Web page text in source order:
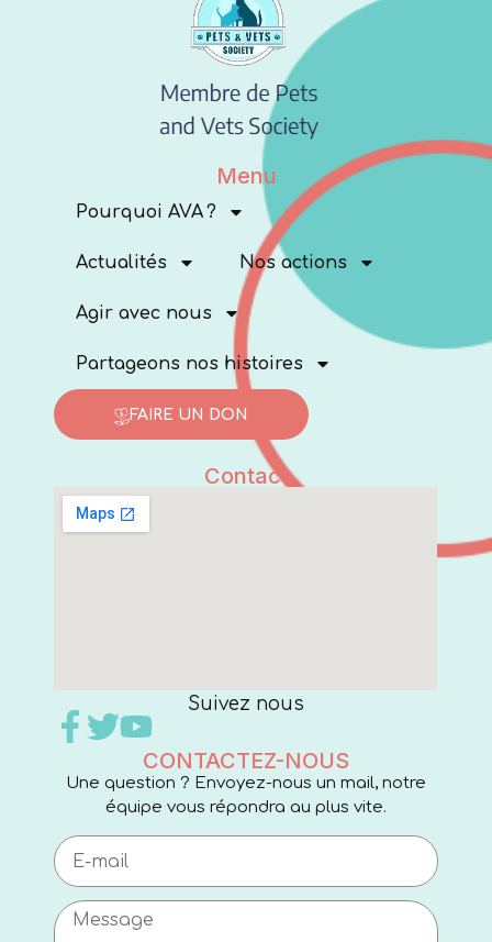
Menu
Pourquoi AVA ?
Actualités Nos actions
Agir avec nous
Partageons nos histoires
FAIRE UN DON
Contact
Suivez nous
CONTACTEZ-NOUS
Une question ? Envoyez-nous un mail, notre
équipe vous répondra au plus vite.